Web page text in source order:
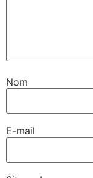
Nom
E-mail